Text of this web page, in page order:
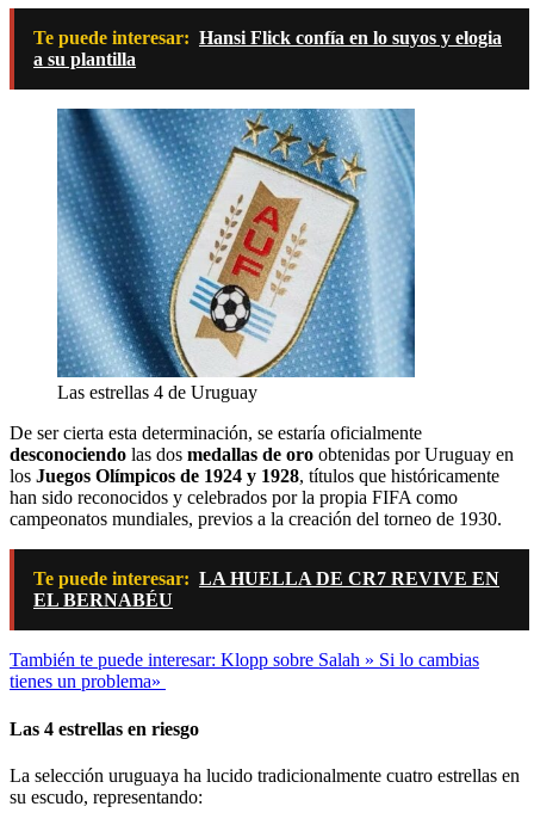
Te puede interesar: Hansi Flick confía en lo suyos y elogia
a su plantilla
Las estrellas 4 de Uruguay
De ser cierta esta determinación, se estaría oficialmente
desconociendo las dos medallas de oro obtenidas por Uruguay en
los Juegos Olímpicos de 1924 y 1928, títulos que históricamente
han sido reconocidos y celebrados por la propia FIFA como
campeonatos mundiales, previos a la creación del torneo de 1930.
Te puede interesar: LA HUELLA DE CR7 REVIVE EN
EL BERNABÉU
También te puede interesar: Klopp sobre Salah » Si lo cambias
tienes un problema»
Las 4 estrellas en riesgo
La selección uruguaya ha lucido tradicionalmente cuatro estrellas en
su escudo, representando: